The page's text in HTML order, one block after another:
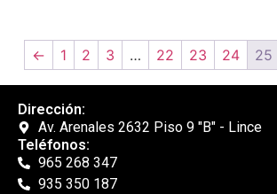
← 1 2 3 … 22 23 24 25
Dirección:
Av. Arenales 2632 Piso 9 "B" - Lince
Teléfonos:
965 268 347
935 350 187